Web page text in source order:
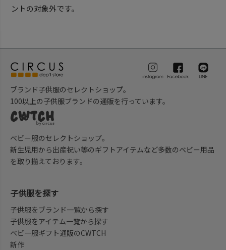
ントの対象外です。
ブランド子供服のセレクトショップ。
100以上の子供服ブランドの通販を行っています。
ベビー服のセレクトショップ。
新生児用から出産祝い等のギフトアイテムなど多数のベビー用品
を取り揃えております。
子供服を探す
子供服をブランド一覧から探す
子供服をアイテム一覧から探す
ベビー服ギフト通販のCWTCH
新作